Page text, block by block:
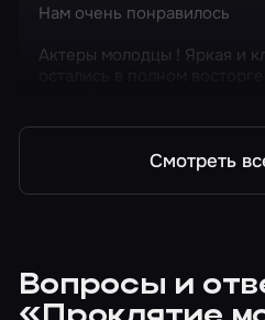
Нам очень понравилось
Актеры молодцы ! Яркая и
Смотреть
Вопросы и